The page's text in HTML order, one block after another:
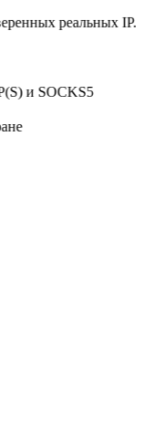
реальных IP.
и SOCKS5